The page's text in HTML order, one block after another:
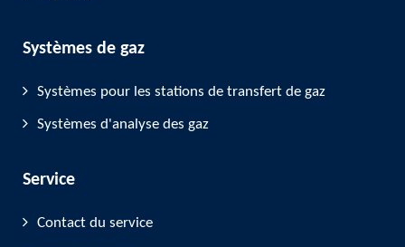
Systèmes de gaz
Systèmes pour les stations de transfert de gaz
Systèmes d'analyse des gaz
Service
Contact du service